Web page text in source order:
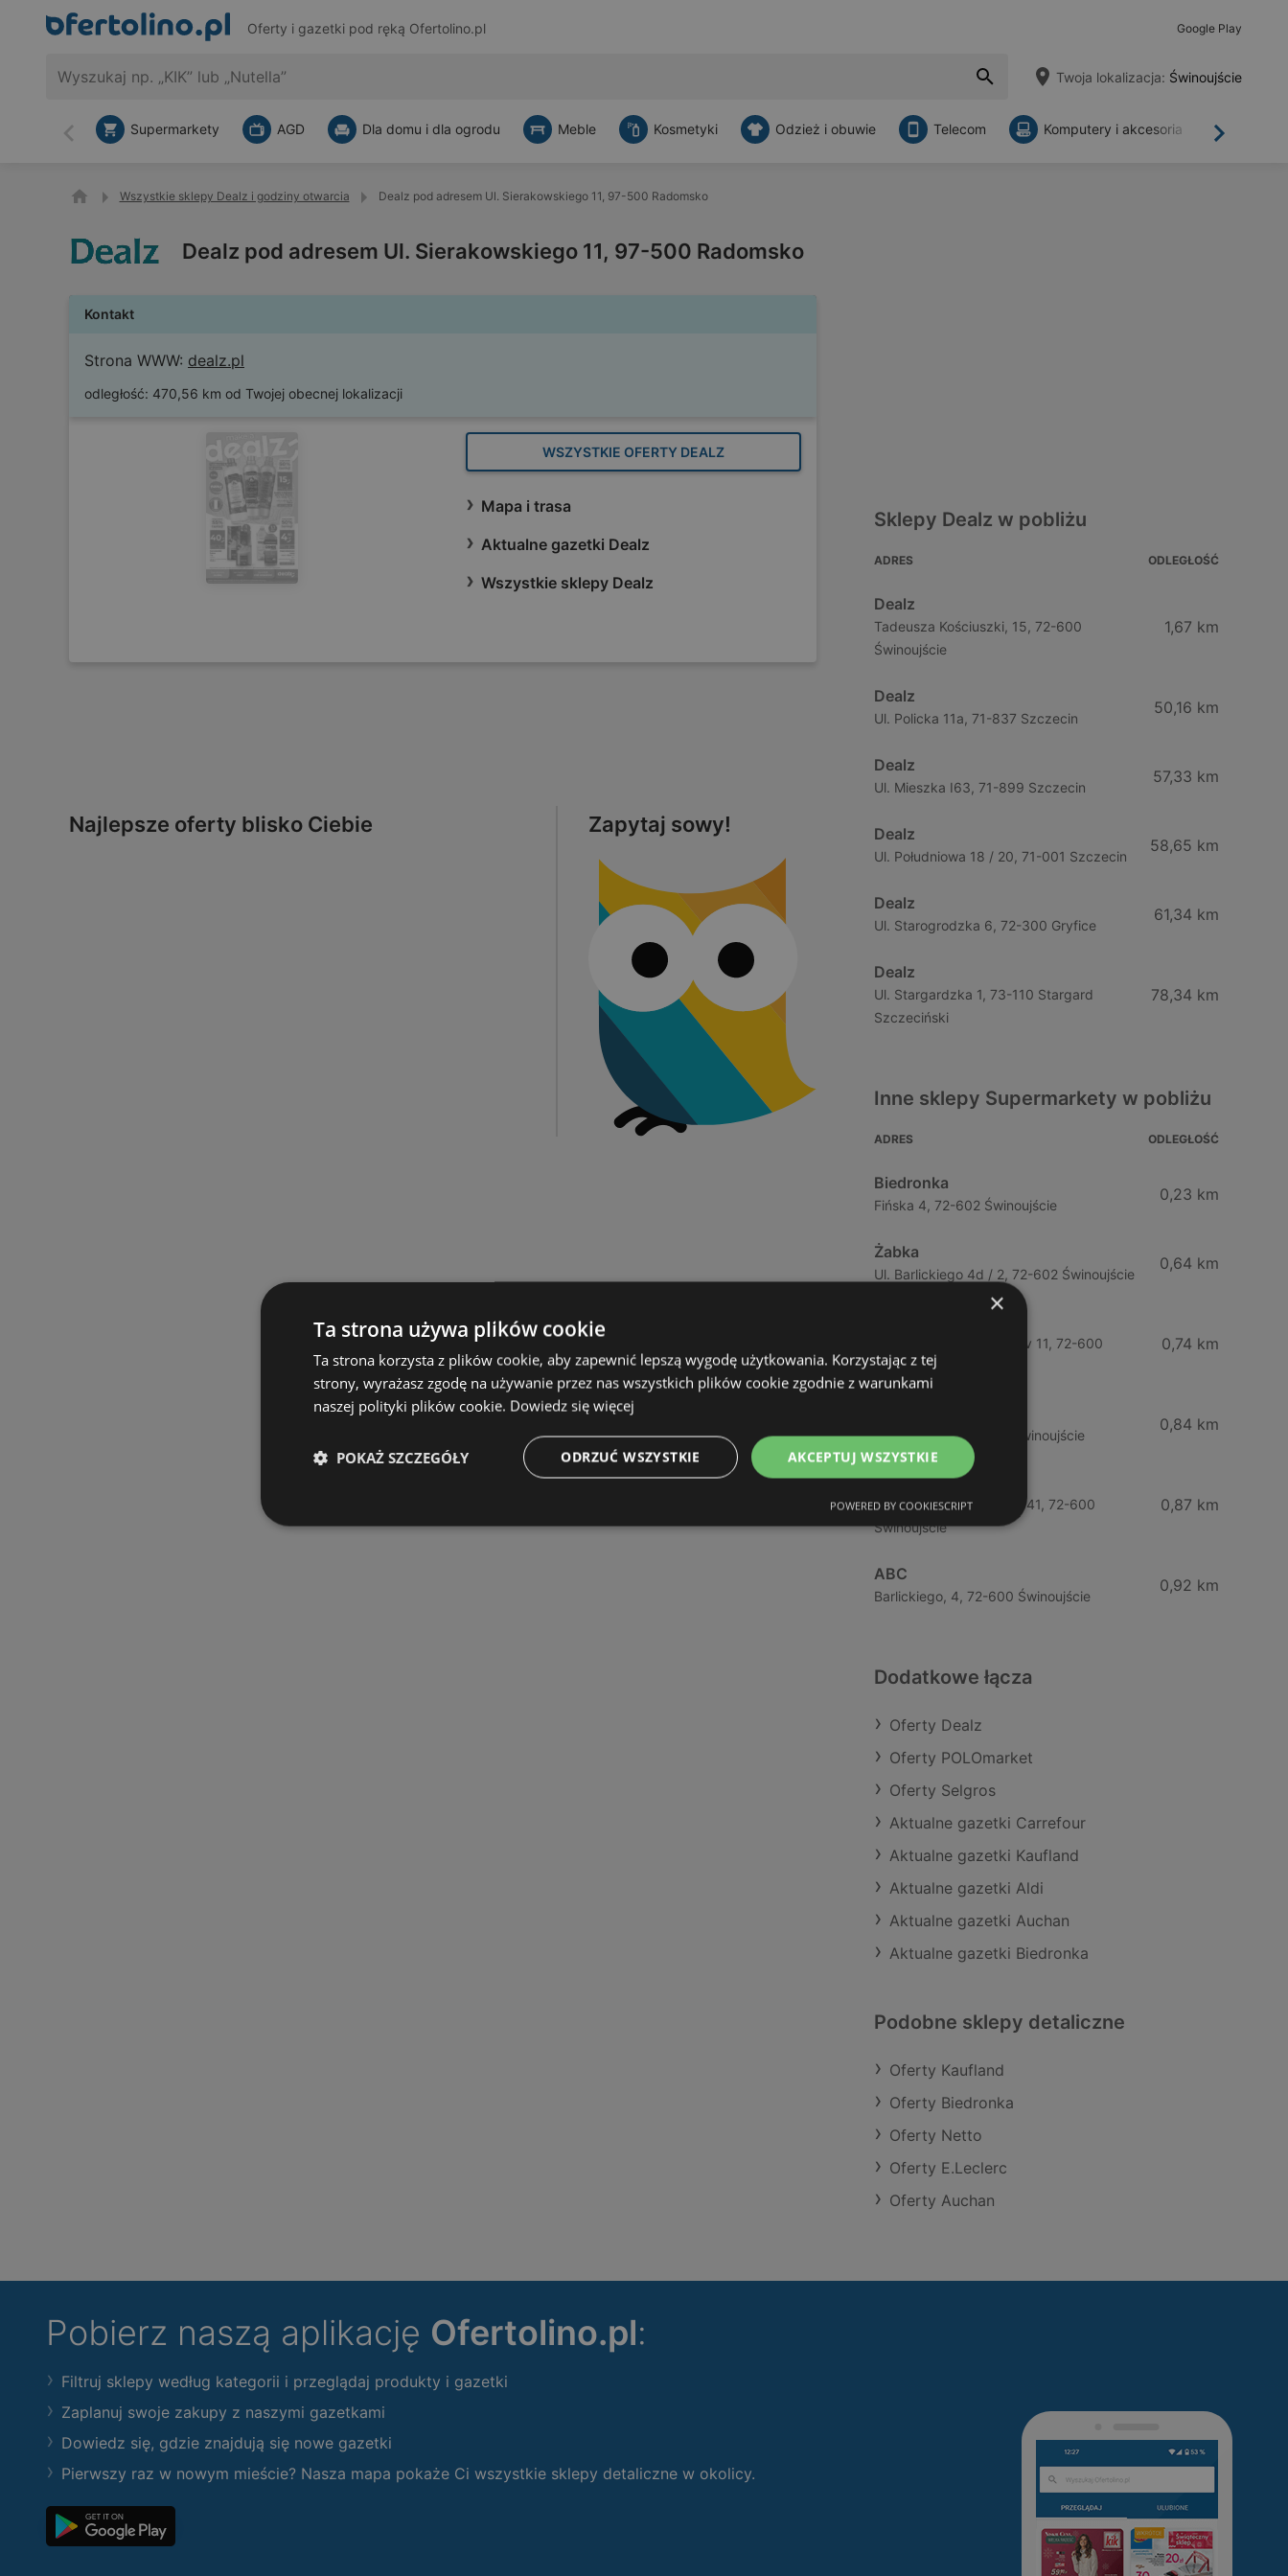
Oferty i gazetki pod ręką Ofertolino.pl Google Play
Twoja lokalizacja: Świnoujście
Wstecz Dalej
Supermarkety AGD Dla domu i dla ogrodu Meble Kosmetyki Odzież i obuwie Telecom Komputery i akcesoria
Wszystkie sklepy Dealz i godziny otwarcia Dealz pod adresem Ul. Sierakowskiego 11, 97-500 Radomsko
Dealz pod adresem Ul. Sierakowskiego 11, 97-500 Radomsko
Kontakt
Strona WWW: dealz.pl
odległość: 470,56 km od Twojej obecnej lokalizacji
WSZYSTKIE OFERTY DEALZ
Mapa i trasa
Aktualne gazetki Dealz
Wszystkie sklepy Dealz
Najlepsze oferty blisko Ciebie Zapytaj sowy!
Sklepy Dealz w pobliżu
ADRES ODLEGŁOŚĆ
Dealz
Tadeusza Kościuszki, 15, 72-600
Świnoujście
1,67 km
Dealz
Ul. Policka 11a, 71-837 Szczecin
50,16 km
Dealz
Ul. Mieszka I63, 71-899 Szczecin
57,33 km
Dealz
Ul. Południowa 18 / 20, 71-001 Szczecin
58,65 km
Dealz
Ul. Starogrodzka 6, 72-300 Gryfice
61,34 km
Dealz
Ul. Stargardzka 1, 73-110 Stargard
Szczeciński
78,34 km
Inne sklepy Supermarkety w pobliżu
ADRES ODLEGŁOŚĆ
Biedronka
Fińska 4, 72-602 Świnoujście
0,23 km
Żabka
Ul. Barlickiego 4d / 2, 72-602 Świnoujście
0,64 km
Wybrzeze Władysława Iv 11, 72-600
Świnoujście
0,74 km
Chrobrego 9, 72-600 Świnoujście
0,84 km
Lidl
Ul. Bohaterów Września 41, 72-600
Świnoujście
0,87 km
ABC
Barlickiego, 4, 72-600 Świnoujście
0,92 km
Dodatkowe łącza
Oferty Dealz
Oferty POLOmarket
Oferty Selgros
Aktualne gazetki Carrefour
Aktualne gazetki Kaufland
Aktualne gazetki Aldi
Aktualne gazetki Auchan
Aktualne gazetki Biedronka
Podobne sklepy detaliczne
Oferty Kaufland
Oferty Biedronka
Oferty Netto
Oferty E.Leclerc
Oferty Auchan
Pobierz naszą aplikację Ofertolino.pl:
Filtruj sklepy według kategorii i przeglądaj produkty i gazetki
Zaplanuj swoje zakupy z naszymi gazetkami
Dowiedz się, gdzie znajdują się nowe gazetki
Pierwszy raz w nowym mieście? Nasza mapa pokaże Ci wszystkie sklepy detaliczne w okolicy.
×
Ta strona używa plików cookie
Ta strona korzysta z plików cookie, aby zapewnić lepszą wygodę użytkowania. Korzystając z tej
strony, wyrażasz zgodę na używanie przez nas wszystkich plików cookie zgodnie z warunkami
naszej polityki plików cookie. Dowiedz się więcej
AKCEPTUJ WSZYSTKIE
ODRZUĆ WSZYSTKIE
POKAŻ SZCZEGÓŁY
POWERED BY COOKIESCRIPT